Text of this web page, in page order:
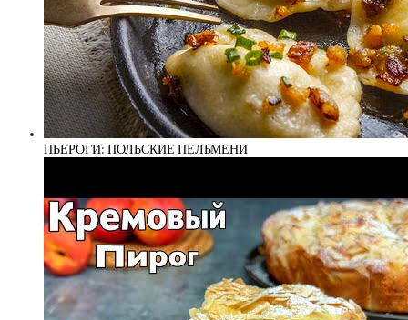
ПЬЕРОГИ: ПОЛЬСКИЕ ПЕЛЬМЕНИ